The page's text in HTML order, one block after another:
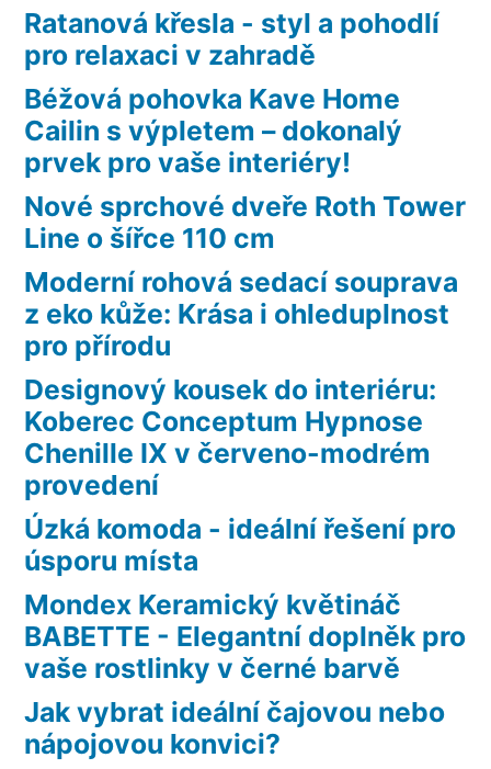
Ratanová křesla - styl a pohodlí
pro relaxaci v zahradě
Béžová pohovka Kave Home
Cailin s výpletem – dokonalý
prvek pro vaše interiéry!
Nové sprchové dveře Roth Tower
Line o šířce 110 cm
Moderní rohová sedací souprava
z eko kůže: Krása i ohleduplnost
pro přírodu
Designový kousek do interiéru:
Koberec Conceptum Hypnose
Chenille IX v červeno-modrém
provedení
Úzká komoda - ideální řešení pro
úsporu místa
Mondex Keramický květináč
BABETTE - Elegantní doplněk pro
vaše rostlinky v černé barvě
Jak vybrat ideální čajovou nebo
nápojovou konvici?